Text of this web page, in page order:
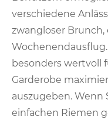
verschiedene
zwangloser
besonders wertvoll
Garderobe
auszugeben. Wenn
einfachen Riemen